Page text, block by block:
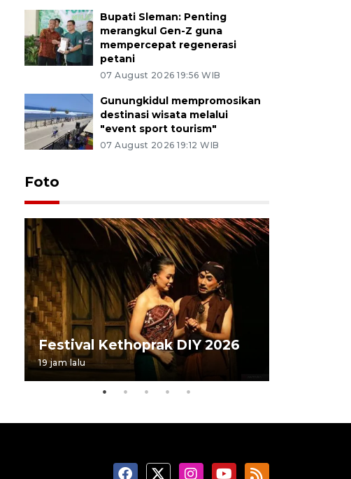
Bupati Sleman: Penting
merangkul Gen-Z guna
mempercepat regenerasi
petani
07 August 2026 19:56 WIB
Gunungkidul mempromosikan
destinasi wisata melalui
"event sport tourism"
07 August 2026 19:12 WIB
Foto
Festival Kethoprak DIY 2026
19 jam lalu